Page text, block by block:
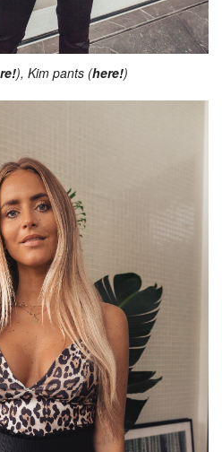
), Kim pants (here!)